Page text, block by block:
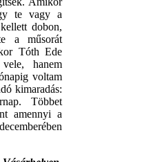
te vagy a
dobon,
a műsorát
Tóth Ede
hanem
voltam
kimaradás:
Többet
amennyi a